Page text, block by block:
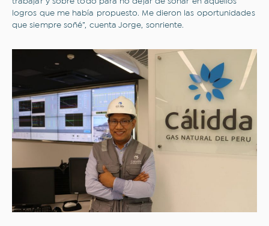
logros que me había propuesto. Me dieron las oportunidades
que siempre soñé”, cuenta Jorge, sonriente.